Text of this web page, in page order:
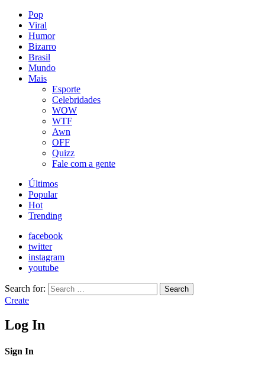
Pop
Viral
Humor
Bizarro
Brasil
Mundo
Mais
Esporte
Celebridades
WOW
WTF
Awn
OFF
Quizz
Fale com a gente
Últimos
Popular
Hot
Trending
facebook
twitter
instagram
youtube
Search for: Search
Create
Log In
Sign In